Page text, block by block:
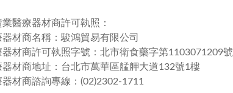
業醫療器材商許可執照：
器材商名稱：駿鴻貿易有限公司
器材商許可執照字號：北市衛食藥字第1103071209號
器材商地址：台北市萬華區艋舺大道132號1樓
器材商諮詢專線：(02)2302-1711